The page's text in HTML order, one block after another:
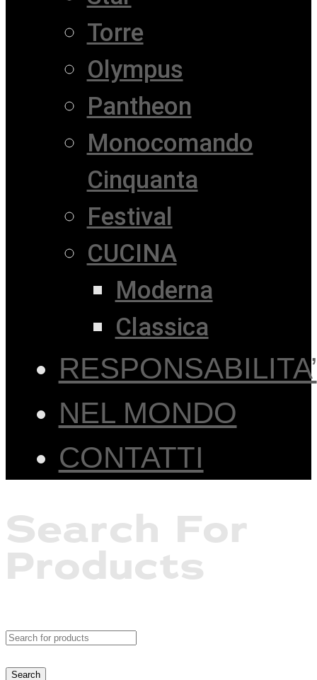
Torre
Olympus
Pantheon
Monocomando
Cinquanta
Festival
CUCINA
Moderna
Classica
RESPONSABILITA’
NEL MONDO
CONTATTI
Search For
Products